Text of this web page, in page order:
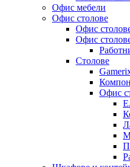
Офис мебели
Офис столове
Офис
Офис
Столове
Офис